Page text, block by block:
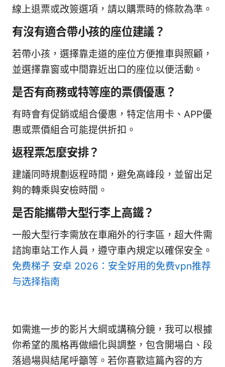
線上退票或改簽選項，請以購票時的條款為準。
有沒有適合帶小孩的座位建議？
若帶小孩，選擇靠走道的座位方便推車與照顧，
並選擇靠窗或中間靠近出口的座位以便活動。
是否有商務或特等座的票價優惠？
有時會有促銷或組合優惠，特定信用卡、APP優
惠或票價組合可能提供折扣。
返程票怎麼安排？
建議同時規劃返程時間，避免高峰段，並留出足
夠的轉乘與安檢時間。
是否能攜帶大型行李上高鐵？
一般大型行李需放在車廂外的行李區，超大件需
諮詢車站工作人員，遵守車內規定以確保安全。
免费梯子 安卓 2026：安全好用的免费vpn推荐
与选择指南
如需進一步的影片大綱或講稿分鏡，我可以根據
你希望的風格再做細化與調整，包含開場白、段
落過場與結尾呼籲等。若你喜歡這篇內容的方